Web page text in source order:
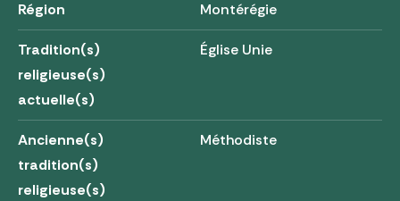
Région Montérégie
Tradition(s)
religieuse(s)
actuelle(s)
Église Unie
Ancienne(s)
tradition(s)
religieuse(s)
Méthodiste